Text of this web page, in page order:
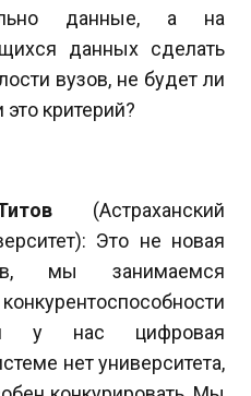
данные, а на
данных сделать
вузов, не будет ли
критерий?
(Астраханский
Это не новая
мы занимаемся
у нас цифровая
нет университета,